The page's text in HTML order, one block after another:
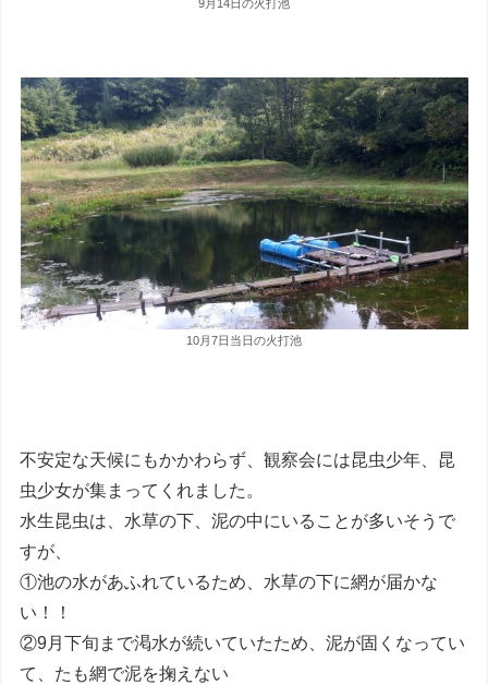
9月14日の火打池
10月7日当日の火打池
不安定な天候にもかかわらず、観察会には昆虫少年、昆
虫少女が集まってくれました。
水生昆虫は、水草の下、泥の中にいることが多いそうで
すが、
①池の水があふれているため、水草の下に網が届かな
い！！
②9月下旬まで渇水が続いていたため、泥が固くなってい
て、たも網で泥を掬えない